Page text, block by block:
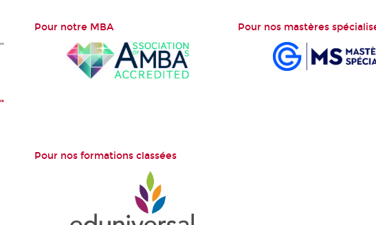
Pour notre MBA Pour nos mastères
Pour nos formations classées